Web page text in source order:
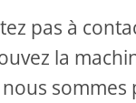
pas à
la